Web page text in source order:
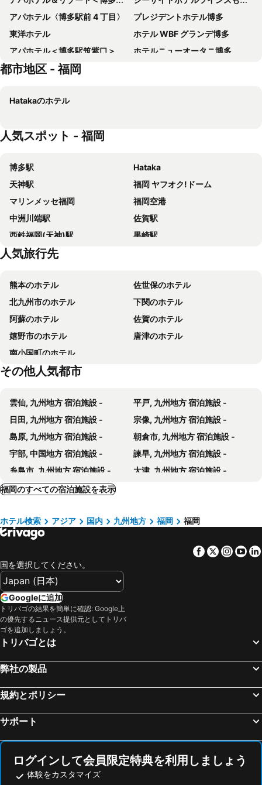
アパホテル〈博多駅前 4 丁目〉
プレジデントホテル博多
東洋ホテル
ホテル WBF グランデ博多
アパホテル＜博多駅筑紫口＞
ホテルニューオータニ博多
ヒルトン福岡シーホーク
THE358 ソラ
アパホテル＜博多駅前２丁目＞
福岡東映ホテル
R&Bホテル 博多駅前第2
博多中洲ワシントンホテルプラザ
ホテルリブマックス福岡天神
ホテル法華クラブ福岡
プラザホテルプルミエ
ホテルフォルツァ博多駅筑紫口 Ⅰ
ホテルクリオコート博多
西鉄イン天神
ホテルルートイン博多駅前
ホテルマイステイズ福岡天神南
ホテルニューガイアドーム前
西鉄ホテル クルーム 博多
HEARTS Capsule Hotel & Spa Nakasu -Male only-
福岡シェアホテル
ホテルモントレ福岡
ホテルリブマックス博多駅前
変なホテル福岡博多
マースガーデンホテル博多
ホテルナインステイツ博多
ホテルオークラ福岡
Kasanoyado Wasan
One Fukuoka Hotel
コンフォートイン福岡天神
ホテル グランドルチェ博多
The Loft Inn Fukuoka
福岡アルティ イン
MKホテルズ西中洲
Hakata Floral Inn Nakasu / Vacation STAY 80214
コートホテル福岡天神
博多フローラルイン中洲
ソラリア西鉄ホテル福岡
HOTEL CASVI TENJIN ホテル キャスヴィ 天神
THE HOTELS HAKATA 春重 新館
The Gate Hotel Fukuoka By Hulic
goom Hotel Nakasu Bluge
seven x seven 糸島
Mizuka Hakata 1 - Unmanned Hotel
Long Vacation Resort
ゾンクホテル天神渡辺通
プリンス スマート イン 博多
Living Like Hotel Hakataekiminami
Bunshodo Hotel
オリエンタルホテル福岡 博多ステーション
都市地区 - 福岡
Hatakaのホテル
人気スポット - 福岡
博多駅
Hataka
天神駅
福岡 ヤフオク!ドーム
マリンメッセ福岡
福岡空港
中洲川端駅
佐賀駅
西鉄福岡(天神)駅
黒崎駅
キャナルシティ博多
西鉄久留米駅
福岡国際会議場
福岡国際センター
唐人町駅
西新駅
薬院駅
アクロス福岡
エルガーラホール
西鉄ホール
九州国立博物館
人気旅行先
熊本のホテル
佐世保のホテル
北九州市のホテル
下関のホテル
阿蘇のホテル
佐賀のホテル
嬉野市のホテル
唐津のホテル
南小国町のホテル
その他人気都市
雲仙, 九州地方 宿泊施設 -
平戸, 九州地方 宿泊施設 -
日田, 九州地方 宿泊施設 -
宗像, 九州地方 宿泊施設 -
島原, 九州地方 宿泊施設 -
朝倉市, 九州地方 宿泊施設 -
宇部, 中国地方 宿泊施設 -
諫早, 九州地方 宿泊施設 -
糸島市, 九州地方 宿泊施設 -
大津, 九州地方 宿泊施設 -
武雄市, 九州地方 宿泊施設 -
玉名, 九州地方 宿泊施設 -
柳川, 九州地方 宿泊施設 -
中津, 九州地方 宿泊施設 -
壱岐島, 九州地方 宿泊施設 -
別府, 九州地方 宿泊施設 -
北九州市, 九州地方 宿泊施設 -
阿蘇, 九州地方 宿泊施設 -
佐賀, 九州地方 宿泊施設 -
東京, 関東地方 宿泊施設 -
京都, 近畿地方 宿泊施設 -
名古屋, 中部/北陸地方 宿泊施設 -
神戸, 近畿地方 宿泊施設 -
福岡のすべての宿泊施設を表示
ホテル検索 アジア 国内 九州地方 福岡 福岡
Facebook
Twitter
国を選択してください。
Googleに追加
トリバゴの結果を簡単に確認: Google上
の優先するニュース提供元としてトリバ
ゴを追加しましょう。
トリバゴとは
弊社の製品
規約とポリシー
サポート
ログインして会員限定特典を利用しましょう
体験をカスタマイズ